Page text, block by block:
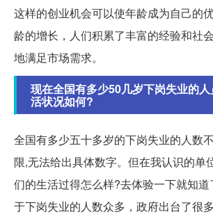
这样的创业机会可以使年龄成为自己的
龄的增长，人们积累了丰富的经验和社
地满足市场需求。
现在全国有多少50几岁下岗失业的
活状况如何?
全国有多少五十多岁的下岗失业的人数
限,无法给出具体数字。但在我认识的单
们的生活过得怎么样?去体验一下就知
于下岗失业的人数众多，政府出台了很